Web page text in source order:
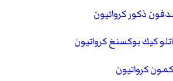
ذكور كرواتيون
كيك بوكسنغ كرواتيون
كرواتيون